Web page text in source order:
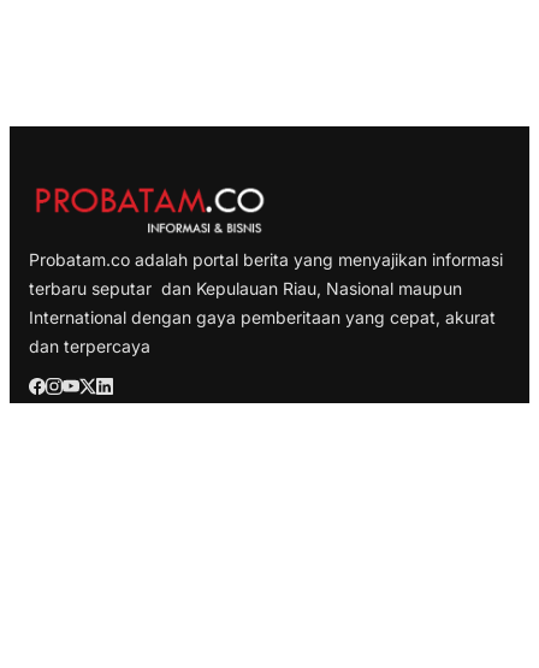
Probatam.co adalah portal berita yang menyajikan informasi
terbaru seputar dan Kepulauan Riau, Nasional maupun
International dengan gaya pemberitaan yang cepat, akurat
dan terpercaya